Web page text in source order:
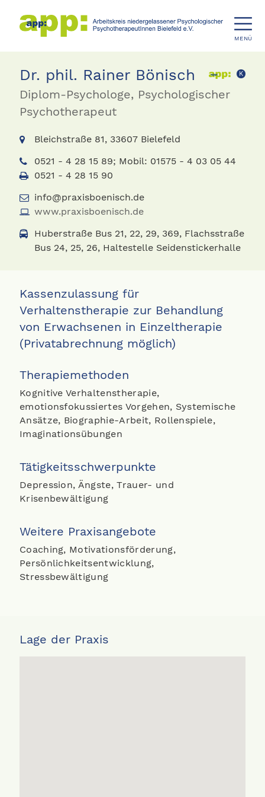
MENÜ
Dr. phil. Rainer Bönisch
Diplom-Psychologe, Psychologischer
Psychotherapeut
Bleichstraße 81, 33607 Bielefeld
0521 - 4 28 15 89; Mobil: 01575 - 4 03 05 44
0521 - 4 28 15 90
info@praxisboenisch.de
www.praxisboenisch.de
Huberstraße Bus 21, 22, 29, 369, Flachsstraße
Bus 24, 25, 26, Haltestelle Seidenstickerhalle
K
Kassenzulassung für
Verhaltenstherapie zur Behandlung
von Erwachsenen in Einzeltherapie
(Privatabrechnung möglich)
Therapiemethoden
Kognitive Verhaltenstherapie,
emotionsfokussiertes Vorgehen, Systemische
Ansätze, Biographie-Arbeit, Rollenspiele,
Imaginationsübungen
Tätigkeitsschwerpunkte
Depression, Ängste, Trauer- und
Krisenbewältigung
Weitere Praxisangebote
Coaching, Motivationsförderung,
Persönlichkeitsentwicklung,
Stressbewältigung
Lage der Praxis